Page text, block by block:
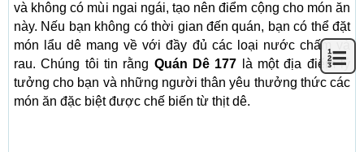
và không có mùi ngai ngái, tạo nên điểm cộng cho món ăn
này. Nếu bạn không có thời gian đến quán, bạn có thể đặt
món lẩu dê mang về với đầy đủ các loại nước chấm và
rau. Chúng tôi tin rằng Quán Dê 177 là một địa điểm lý
tưởng cho bạn và những người thân yêu thưởng thức các
món ăn đặc biệt được chế biến từ thịt dê.